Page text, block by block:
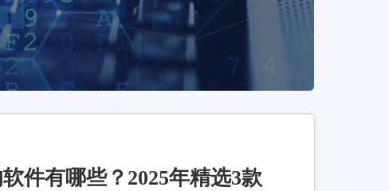
件有哪些？2025年精选3款